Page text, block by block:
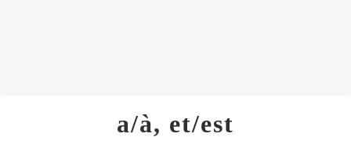
a/à, et/est